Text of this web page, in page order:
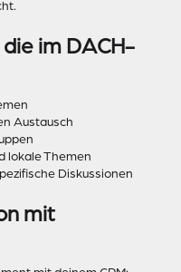
im DACH-
Austausch
lokale Themen
Diskussionen
mit